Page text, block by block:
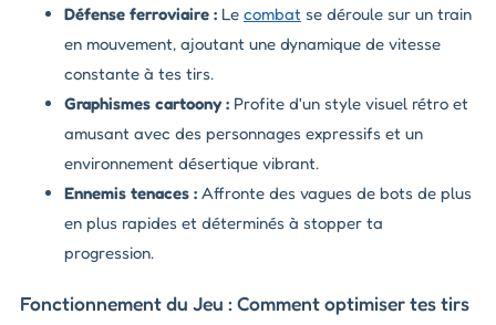
Défense ferroviaire : Le combat se déroule sur un train
en mouvement, ajoutant une dynamique de vitesse
constante à tes tirs.
Graphismes cartoony : Profite d'un style visuel rétro et
amusant avec des personnages expressifs et un
environnement désertique vibrant.
Ennemis tenaces : Affronte des vagues de bots de plus
en plus rapides et déterminés à stopper ta
progression.
Fonctionnement du Jeu : Comment optimiser tes tirs